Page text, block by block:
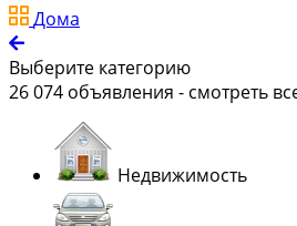
Дома
Выберите категорию
26 074 объявления - смотреть
Недвижимость